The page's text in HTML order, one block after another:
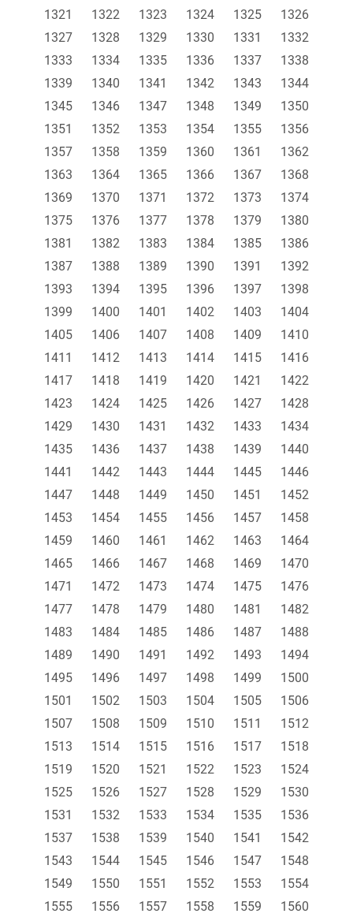
1321
1322 1323 1324 1325
1326
1327
1328 1329 1330 1331
1332
1333
1334 1335 1336 1337
1338
1339
1340 1341 1342 1343
1344
1345
1346 1347 1348 1349
1350
1351
1352 1353 1354 1355
1356
1357
1358 1359 1360 1361
1362
1363
1364 1365 1366 1367
1368
1369
1370 1371 1372 1373
1374
1375
1376 1377 1378 1379
1380
1381
1382 1383 1384 1385
1386
1387
1388 1389 1390 1391
1392
1393
1394 1395 1396 1397
1398
1399
1400 1401 1402 1403
1404
1405
1406 1407 1408 1409
1410
1411
1412 1413 1414 1415
1416
1417
1418 1419 1420 1421
1422
1423
1424 1425 1426 1427
1428
1429
1430 1431 1432 1433
1434
1435
1436 1437 1438 1439
1440
1441
1442 1443 1444 1445
1446
1447
1448 1449 1450 1451
1452
1453
1454 1455 1456 1457
1458
1459
1460 1461 1462 1463
1464
1465
1466 1467 1468 1469
1470
1471
1472 1473 1474 1475
1476
1477
1478 1479 1480 1481
1482
1483
1484 1485 1486 1487
1488
1489
1490 1491 1492 1493
1494
1495
1496 1497 1498 1499
1500
1501
1502 1503 1504 1505
1506
1507
1508 1509 1510 1511
1512
1513
1514 1515 1516 1517
1518
1519
1520 1521 1522 1523
1524
1525
1526 1527 1528 1529
1530
1531
1532 1533 1534 1535
1536
1537
1538 1539 1540 1541
1542
1543
1544 1545 1546 1547
1548
1549
1550 1551 1552 1553
1554
1555
1556 1557 1558 1559
1560